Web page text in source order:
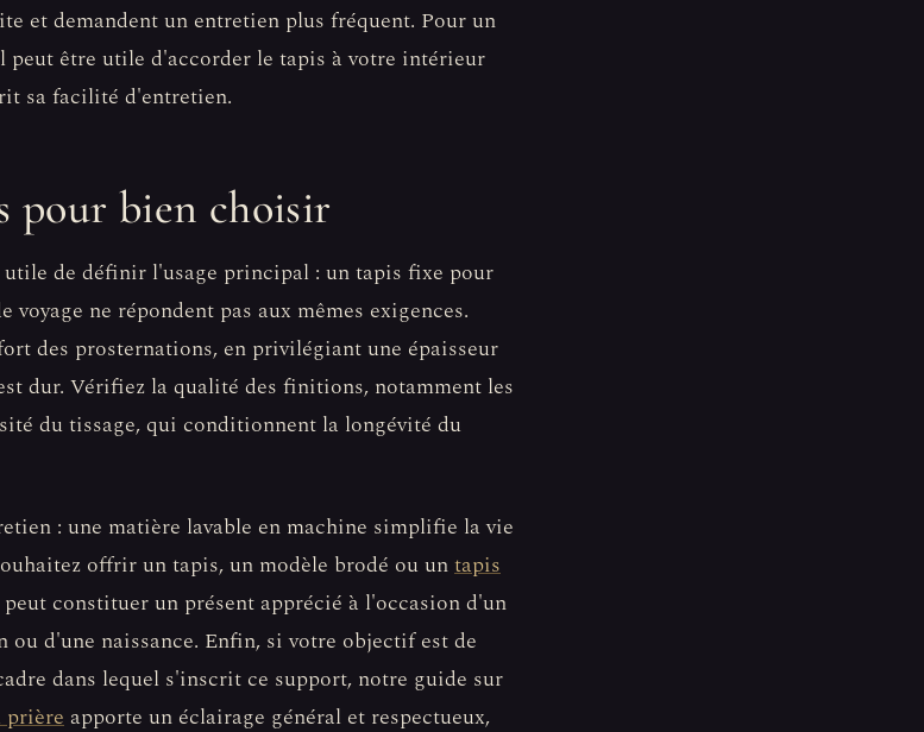
et demandent un entretien plus fréquent. Pour un
peut être utile d'accorder le tapis à votre intérieur
sa facilité d'entretien.
pour bien choisir
de définir l'usage principal : un tapis fixe pour
voyage ne répondent pas aux mêmes exigences.
des prosternations, en privilégiant une épaisseur
dur. Vérifiez la qualité des finitions, notamment les
du tissage, qui conditionnent la longévité du
: une matière lavable en machine simplifie la vie
offrir un tapis, un modèle brodé ou untapis
peut constituer un présent apprécié à l'occasion d'un
ou d'une naissance. Enfin, si votre objectif est de
dans lequel s'inscrit ce support, notre guide sur
prière apporte un éclairage général et respectueux,